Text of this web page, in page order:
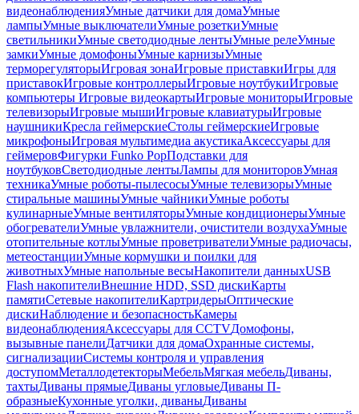
видеонаблюденияУмные датчики для домаУмные
лампыУмные выключателиУмные розеткиУмные
светильникиУмные светодиодные лентыУмные релеУмные
замкиУмные домофоныУмные карнизыУмные
терморегуляторыИгровая зонаИгровые приставкиИгры для
приставокИгровые контроллерыИгровые ноутбукиИгровые
компьютеры Игровые видеокартыИгровые мониторыИгровые
телевизорыИгровые мышиИгровые клавиатурыИгровые
наушникиКресла геймерскиеСтолы геймерскиеИгровые
микрофоныИгровая мультимедиа акустикаАксессуары для
геймеровФигурки Funko PopПодставки для
ноутбуковСветодиодные лентыЛампы для мониторовУмная
техникаУмные роботы-пылесосыУмные телевизорыУмные
стиральные машиныУмные чайникиУмные роботы
кулинарныеУмные вентиляторыУмные кондиционерыУмные
обогревателиУмные увлажнители, очистители воздухаУмные
отопительные котлыУмные проветривателиУмные радиочасы,
метеостанцииУмные кормушки и поилки для
животныхУмные напольные весыНакопители данныхUSB
Flash накопителиВнешние HDD, SSD дискиКарты
памятиСетевые накопителиКартридерыОптические
дискиНаблюдение и безопасностьКамеры
видеонаблюденияАксессуары для CCTVДомофоны,
вызывные панелиДатчики для домаОхранные системы,
сигнализацииСистемы контроля и управления
доступомМеталлодетекторыМебельМягкая мебельДиваны,
тахтыДиваны прямыеДиваны угловыеДиваны П-
образныеКухонные уголки, диваныДиваны